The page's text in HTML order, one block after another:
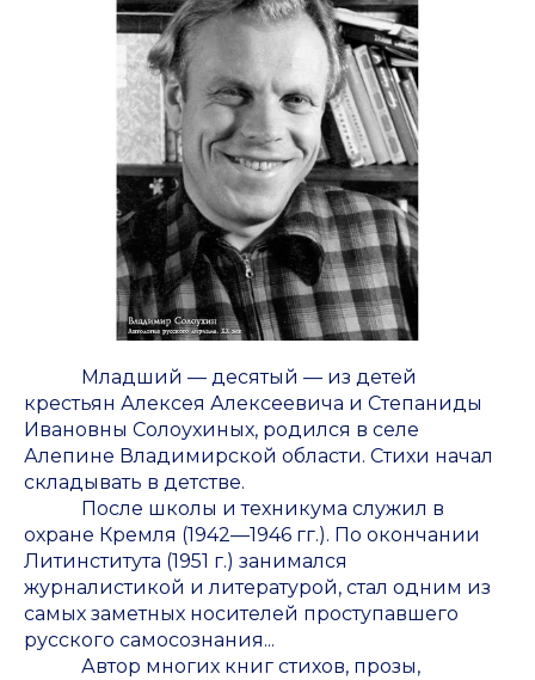
Младший — десятый — из детей
крестьян Алексея Алексеевича и Степаниды
Ивановны Солоухиных, родился в селе
Алепине Владимирской области. Стихи начал
складывать в детстве.
После школы и техникума служил в
охране Кремля (1942—1946 гг.). По окончании
Литинститута (1951 г.) занимался
журналистикой и литературой, стал одним из
самых заметных носителей проступавшего
русского самосознания...
Автор многих книг стихов, прозы,